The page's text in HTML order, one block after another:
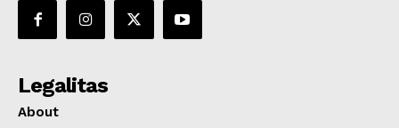
Legalitas
About